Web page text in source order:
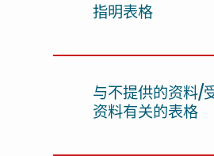
指明表格
与不提供的资料/
资料有关的表格